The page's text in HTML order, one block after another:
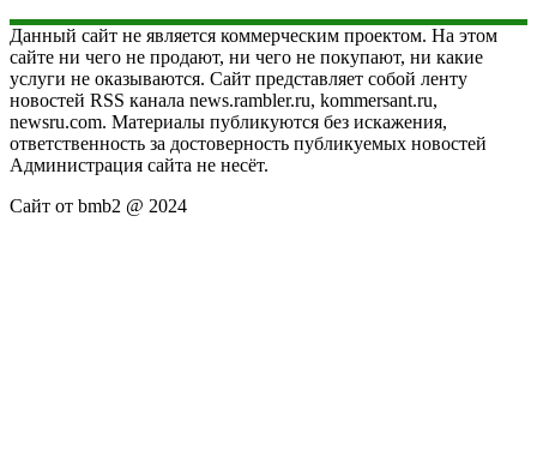
Данный сайт не является коммерческим проектом. На этом
сайте ни чего не продают, ни чего не покупают, ни какие
услуги не оказываются. Сайт представляет собой ленту
новостей RSS канала news.rambler.ru, kommersant.ru,
newsru.com. Материалы публикуются без искажения,
ответственность за достоверность публикуемых новостей
Администрация сайта не несёт.
Сайт от bmb2 @ 2024